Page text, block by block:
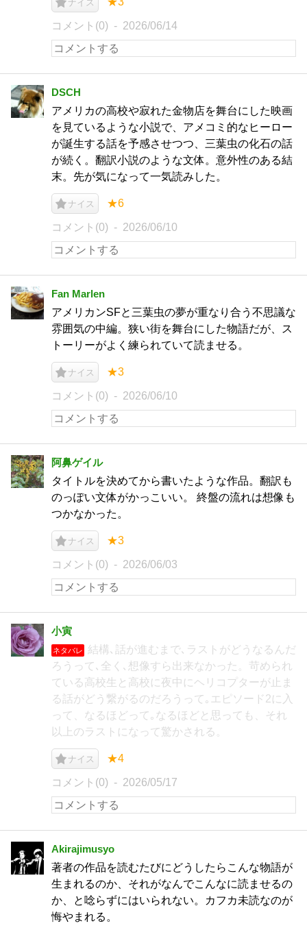
ナイス
コメント(0) 2026/06/14
DSCH
アメリカの高校や寂れた金物店を舞台にした映画
を見ているような小説で、アメコミ的なヒーロー
が誕生する話を予感させつつ、三葉虫の化石の話
が続く。翻訳小説のような文体。意外性のある結
末。先が気になって一気読みした。
ナイス ★6
コメント(0) 2026/06/10
Fan Marlen
アメリカンSFと三葉虫の夢が重なり合う不思議な
雰囲気の中編。狭い街を舞台にした物語だが、ス
トーリーがよく練られていて読ませる。
ナイス ★3
コメント(0) 2026/06/10
阿鼻ゲイル
タイトルを決めてから書いたような作品。翻訳も
のっぽい文体がかっこいい。 終盤の流れは想像も
つかなかった。
ナイス ★3
コメント(0) 2026/06/03
小寅
ネタバレ
結構､話が進むまで､ラストがどうなるんだ
ろうって､全く､想像すら出来なかった。苛められ
ている高校生と高校に夜中にヘリコプターが止ま
る話がどう繋がるのだろうって｡エピソード2に入
って、なるほどって｡なるほどと思っても、それ
以上のラストになって驚かされる。
ナイス ★4
コメント(0) 2026/05/17
Akirajimusyo
著者の作品を読むたびにどうしたらこんな物語が
生まれるのか、それがなんでこんなに読ませるの
か、と唸らずにはいられない。カフカ未読なのが
悔やまれる。